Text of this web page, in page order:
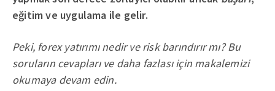
eğitim ve uygulama ile gelir.
Peki, forex yatırımı nedir ve risk barındırır mı? Bu
soruların cevapları ve daha fazlası için makalemizi
okumaya devam edin.